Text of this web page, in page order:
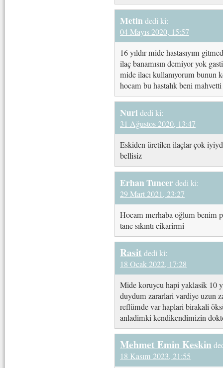
Metindedi ki:
04 Mayıs 2020, 15:57
16 yıldır mide hastasıyım
ilaç banamısın demiyor yok
mide ilacı kullanıyorum bunun
hocam bu hastalık beni mahvetti
Nuri dedi ki:
31 Ağustos 2020, 13:47
Eskiden üretilen ilaçlar çok
bellisiz
Erhan Tuncerdedi ki:
29 Mart 2021, 23:27
Hocam merhaba oğlum benim
tane sıkıntı cikarirmi
Rasit dedi ki:
18 Ocak 2022, 17:28
Mide koruycu hapi yaklasik 10
duydum zararlari vardiye uzun
reflümde var haplari birakali
anladimki kendikendimizin
Mehmet Emin Keskin
18 Kasım 2023, 21:55